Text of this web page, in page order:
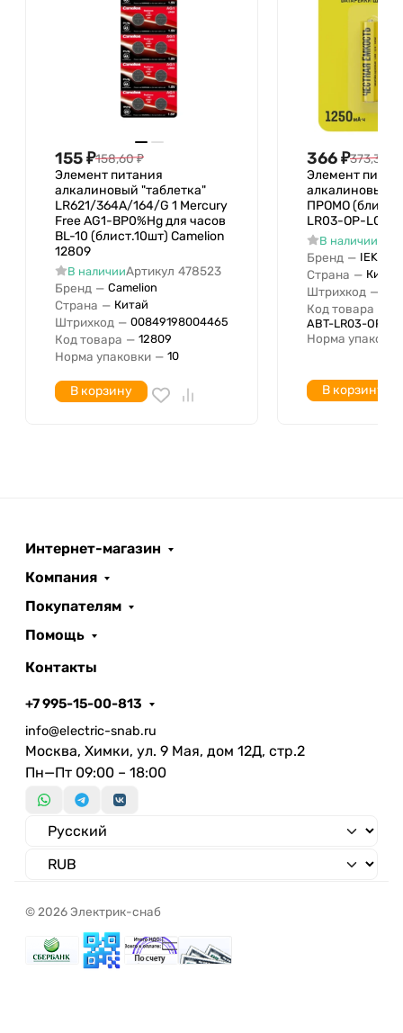
155₽158,60₽
Элемент питания
алкалиновый "таблетка"
LR621/364A/164/G 1 Mercury
Free AG1-BP0%Hg для часов
BL-10 (блист.10шт) Camelion
12809
В наличииАртикул 478523
Бренд — Camelion
Страна — Китай
Штрихкод — 00849198004465
Код товара — 12809
Норма упаковки — 10
В корзину
366₽373,32
Элемент
алкалиновый
ПРОМО
LR03-OP-L05-
В наличии
Бренд — IEK
Страна — Китай
Штрихкод —
Код товара
ABT-LR03-OP-
Норма упаковки
В корзину
Интернет-магазин
Компания
Покупателям
Помощь
Контакты
+7 995-15-00-813
info@electric-snab.ru
Москва, Химки, ул. 9 Мая, дом 12Д, стр.2
Пн—Пт 09:00 – 18:00
© 2026 Электрик-снаб